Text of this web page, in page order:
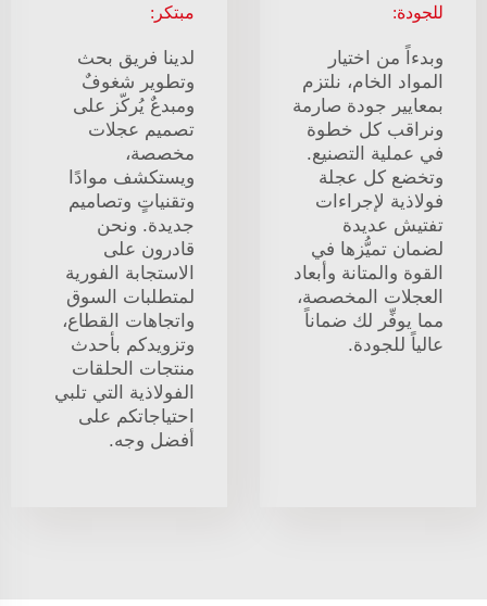
للجودة:
وبدءاً من اختيار
المواد الخام، نلتزم
بمعايير جودة صارمة
ونراقب كل خطوة
في عملية التصنيع.
وتخضع كل عجلة
فولاذية لإجراءات
تفتيش عديدة
لضمان تميُّزها في
القوة والمتانة وأبعاد
العجلات المخصصة،
مما يوفِّر لك ضماناً
عالياً للجودة.
مبتكر:
لدينا فريق بحث
وتطوير شغوفٌ
ومبدعٌ يُركّز على
تصميم عجلات
مخصصة،
ويستكشف موادًا
وتقنياتٍ وتصاميم
جديدة. ونحن
قادرون على
الاستجابة الفورية
لمتطلبات السوق
واتجاهات القطاع،
وتزويدكم بأحدث
منتجات الحلقات
الفولاذية التي تلبي
احتياجاتكم على
أفضل وجه.